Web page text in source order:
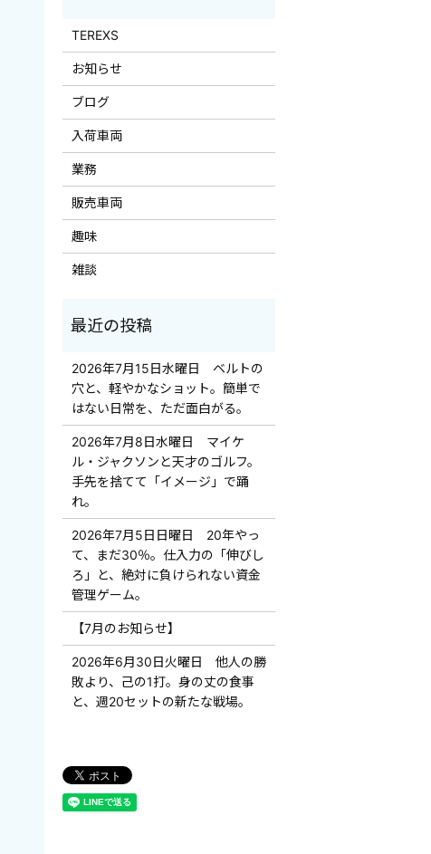
TEREXS
お知らせ
ブログ
入荷車両
業務
販売車両
趣味
雑談
2026年7月15日水曜日 ベルトの
穴と、軽やかなショット。簡単で
はない日常を、ただ面白がる。
2026年7月8日水曜日 マイケ
ル・ジャクソンと天才のゴルフ。
手先を捨てて「イメージ」で踊
れ。
2026年7月5日日曜日 20年やっ
て、まだ30％。仕入力の「伸びし
ろ」と、絶対に負けられない資金
管理ゲーム。
【7月のお知らせ】
2026年6月30日火曜日 他人の勝
敗より、己の1打。身の丈の食事
と、週20セットの新たな戦場。